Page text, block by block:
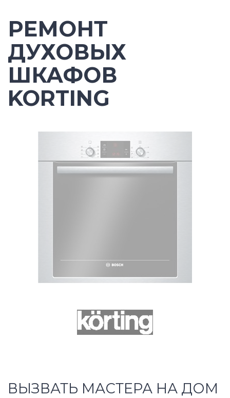
РЕМОНТ
ДУХОВЫХ
ШКАФОВ
KORTING
ВЫЗВАТЬ МАСТЕРА НА ДОМ